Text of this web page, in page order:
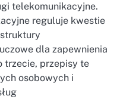
telekomunikacyjne.
reguluje kwestie
dla zapewnienia
trzecie, przepisy te
osobowych i